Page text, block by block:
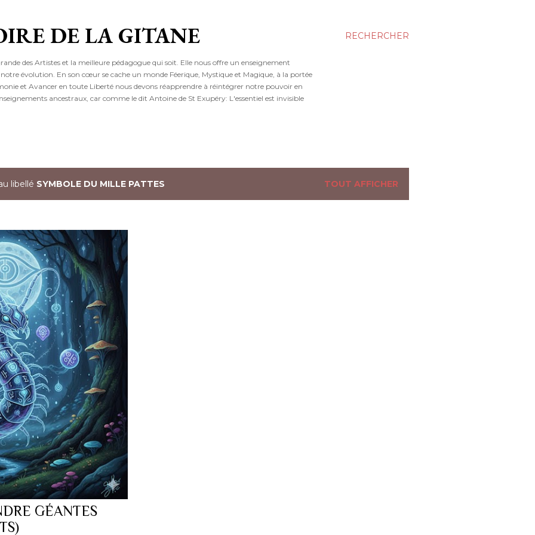
RECHERCHER
DE LA GITANE
des Artistes et la meilleure pédagogue qui soit. Elle nous offre un enseignement
évolution. En son cœur se cache un monde Féerique, Mystique et Magique, à la portée
et Avancer en toute Liberté nous devons réapprendre à réintégrer notre pouvoir en
ancestraux, car comme le dit Antoine de St Exupéry: L'essentiel est invisible
libellé SYMBOLE DU MILLE PATTES TOUT AFFICHER
GÉANTES